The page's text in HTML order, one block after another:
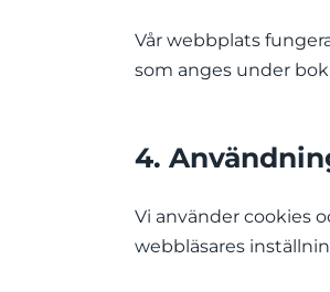
Vår webbplats
som anges under
4.
Vi använder cookies
webbläsares